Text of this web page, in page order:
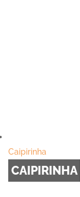
Caipirinha
CAIPIRINHA